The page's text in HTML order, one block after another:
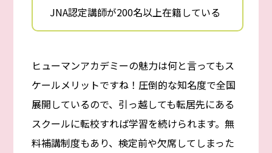
JNA認定講師が200名以上在籍している
ヒューマンアカデミーの魅力は何と言ってもス
ケールメリットですね！圧倒的な知名度で全国
展開しているので、引っ越しても転居先にある
スクールに転校すれば学習を続けられます。無
料補講制度もあり、検定前や欠席してしまった